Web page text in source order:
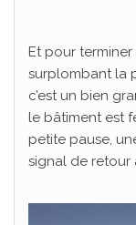
Et pour
surplombant la
c’est un bien
le bâtiment est
petite pause,
signal de retour